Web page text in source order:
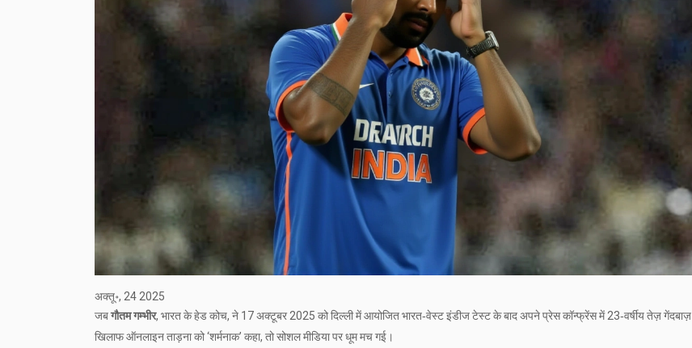
अक्तू॰, 24 2025
जबगौतम गम्भीर, भारत के हेड कोच, ने 17 अक्टूबर 2025 को दिल्ली में आयोजित भारत‑वेस्ट इंडीज टेस्ट के बाद अपने प्रेस कॉन्फ्रेंस में 23‑वर्षीय तेज़ गेंदबाज़
खिलाफ ऑनलाइन ताड़ना को ‘शर्मनाक’ कहा, तो सोशल मीडिया पर धूम मच गई।